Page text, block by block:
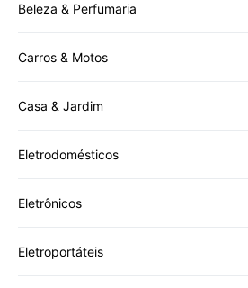
Beleza & Perfumaria
Carros & Motos
Casa & Jardim
Eletrodomésticos
Eletrônicos
Eletroportáteis